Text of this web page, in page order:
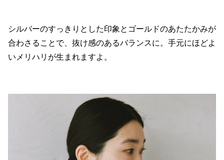
シルバーのすっきりとした印象とゴールドのあたたかみが
合わさることで、抜け感のあるバランスに。手元にほどよ
いメリハリが生まれますよ。